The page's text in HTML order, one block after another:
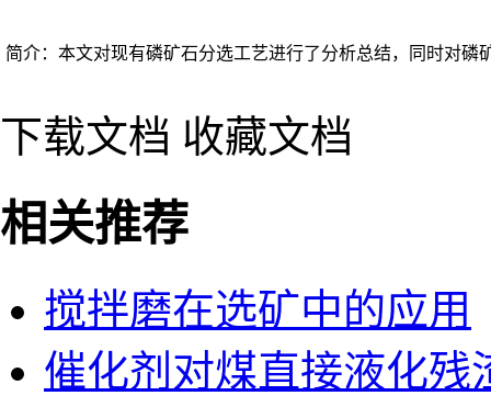
简介：本文对现有磷矿石分选工艺进行了分析总结，同时对
下载文档 收藏文档
相关推荐
搅拌磨在选矿中的应用
催化剂对煤直接液化残